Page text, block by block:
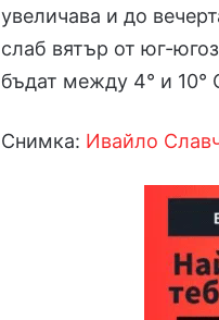
увеличава и до
слаб вятър от юг-
бъдат между 4° и 10°
Снимка: Ивайло